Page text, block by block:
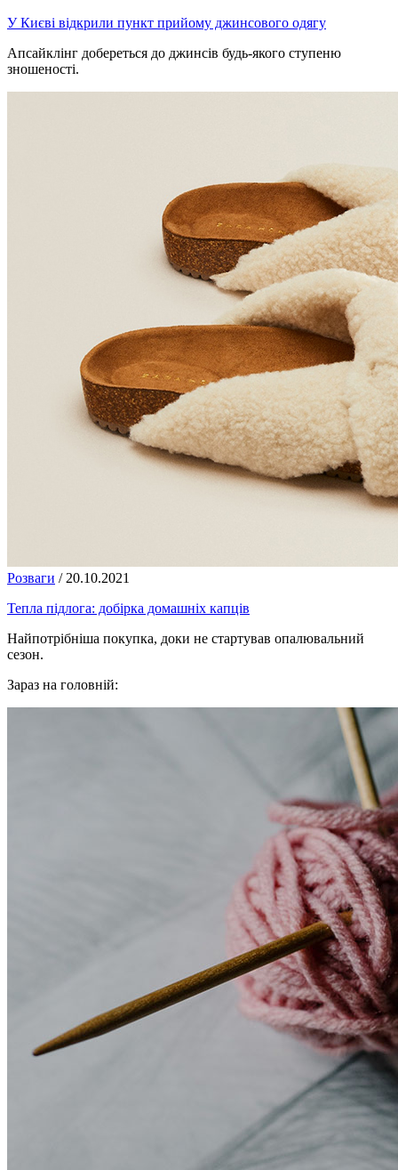
У Києві відкрили пункт прийому джинсового одягу
Апсайклінг добереться до джинсів будь-якого ступеню
зношеності.
Розваги / 20.10.2021
Тепла підлога: добірка домашніх капців
Найпотрібніша покупка, доки не стартував опалювальний
сезон.
Зараз на головній: